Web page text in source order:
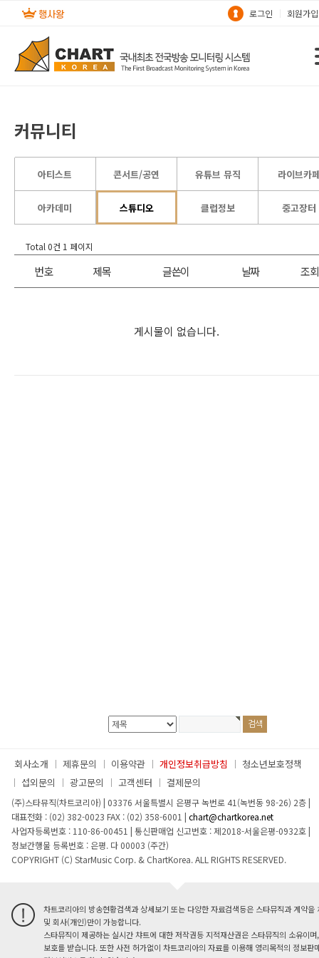
로그인 회원가입
커뮤니티
아티스트 콘서트/공연 유튜브 뮤직 라이브카
아카데미 스튜디오 클럽정보 중고장터
Total 0건 1 페이지
번호 제목 글쓴이 날짜 조회
게시물이 없습니다.
회사소개 제휴문의 이용약관 개인정보취급방침
청소년보호정책
섭외문의
광고문의 고객센터 결제문의
(주)스타뮤직(차트코리아) | 03376 서울특별시 은평구 녹번로 41(녹번동 98-26) 2층|
대표전화 : (02) 382-0023 FAX : (02) 358-6001 | chart@chartkorea.net
사업자등록번호 : 110-86-00451 | 통신판매업 신고번호 : 제2018-서울은평-0932호|
정보간행물 등록번호 : 은평. 다 00003 (주간)
COPYRIGHT (C) StarMusic Corp. & ChartKorea. ALL RIGHTS RESERVED.
차트코리아의 방송현황검색과 상세보기 또는 다양한 자료검색등은 스타뮤직과 계약을
및 회사(개인)만이 가능합니다.
스타뮤직이 제공하는 실시간 챠트에 대한 저작권등 지적재산권은 스타뮤직의 소유이
보호를 받습니다. 또한 사전 허가없이 차트코리아의 자료를 이용해 영리목적의 정보판